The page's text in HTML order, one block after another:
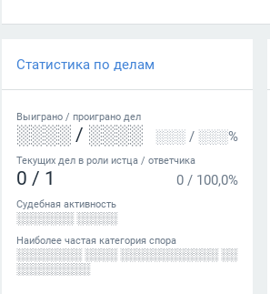
Статистика по делам
Выиграно / проиграно дел
░░░░ / ░░░░ ░░░ / ░░░%
Текущих дел в роли истца / ответчика
0 / 1 0 / 100,0%
Судебная активность
░░░░░░░ ░░░░░
Наиболее частая категория спора
░░░░░░░░ ░░░░ ░░░░░░░░░░░░ ░░
░░░░░░░░░